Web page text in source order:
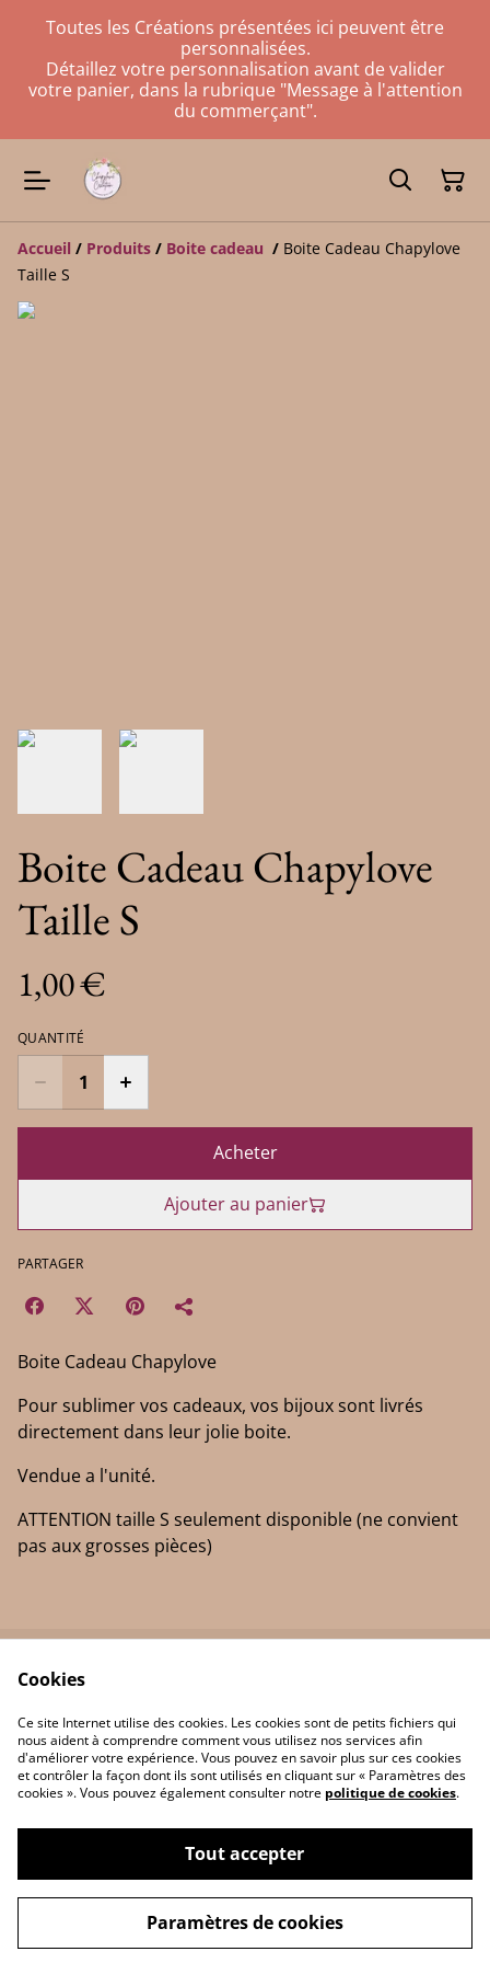
Toutes les Créations présentées ici peuvent être
personnalisées.
Détaillez votre personnalisation avant de valider
votre panier, dans la rubrique "Message à l'attention
du commerçant".
Accueil / Produits / Boite cadeau / Boite Cadeau Chapylove
Taille S
Boite Cadeau Chapylove
Taille S
1,00 €
QUANTITÉ
Acheter
Ajouter au panier
PARTAGER
Boite Cadeau Chapylove
Pour sublimer vos cadeaux, vos bijoux sont livrés
directement dans leur jolie boite.
Vendue a l'unité.
ATTENTION taille S seulement disponible (ne convient
pas aux grosses pièces)
Politique de
confidentialité
Politique des cookies
©2026Chapylove Création
powered by
Cookies
Ce site Internet utilise des cookies. Les cookies sont de petits fichiers qui
nous aident à comprendre comment vous utilisez nos services afin
d'améliorer votre expérience. Vous pouvez en savoir plus sur ces cookies
et contrôler la façon dont ils sont utilisés en cliquant sur « Paramètres des
cookies ». Vous pouvez également consulter notre politique de cookies.
Tout accepter
Paramètres de cookies